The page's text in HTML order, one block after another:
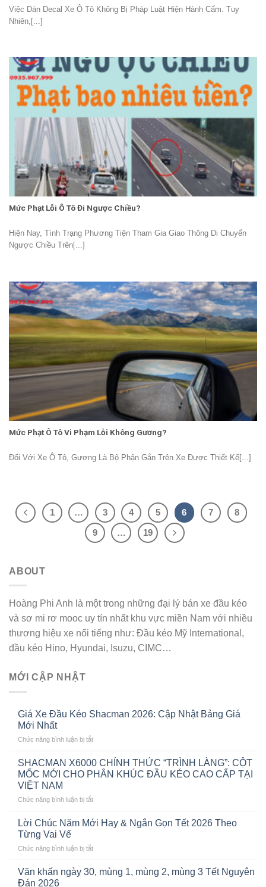
Việc Dán Decal Xe Ô Tô Không Bị Pháp Luật Hiện Hành Cấm. Tuy
Nhiên,[...]
Mức Phạt Lỗi Ô Tô Đi Ngược Chiều?
Hiện Nay, Tình Trạng Phương Tiện Tham Gia Giao Thông Di Chuyển
Ngược Chiều Trên[...]
Mức Phạt Ô Tô Vi Phạm Lỗi Không Gương?
Đối Với Xe Ô Tô, Gương Là Bộ Phận Gắn Trên Xe Được Thiết Kế[...]
1 … 3 4 5 6 7
8
9
… 19
ABOUT
Hoàng Phi Anh là một trong những đại lý bán xe đầu kéo
và sơ mi rơ mooc uy tín nhất khu vực miền Nam với nhiều
thương hiệu xe nổi tiếng như: Đầu kéo Mỹ International,
đầu kéo Hino, Hyundai, Isuzu, CIMC…
MỚI CẬP NHẬT
Giá Xe Đầu Kéo Shacman 2026: Cập Nhật Bảng Giá
Mới Nhất
Chức năng bình luận bị tắtở
Xe
Đầu
Kéo
2026:
Nhật
Mới
SHACMAN X6000 CHÍNH THỨC “TRÌNH LÀNG”: CỘT
MỐC MỚI CHO PHÂN KHÚC ĐẦU KÉO CAO CẤP TẠI
VIỆT NAM
Chức năng bình luận bị tắtở
X6000
“TRÌNH
CỘT
Lời Chúc Năm Mới Hay & Ngắn Gọn Tết 2026 Theo
Từng Vai Vế
Chức năng bình luận bị tắtở
Chúc
Năm
Văn khấn ngày 30, mùng 1, mùng 2, mùng 3 Tết Nguyên
Đán 2026